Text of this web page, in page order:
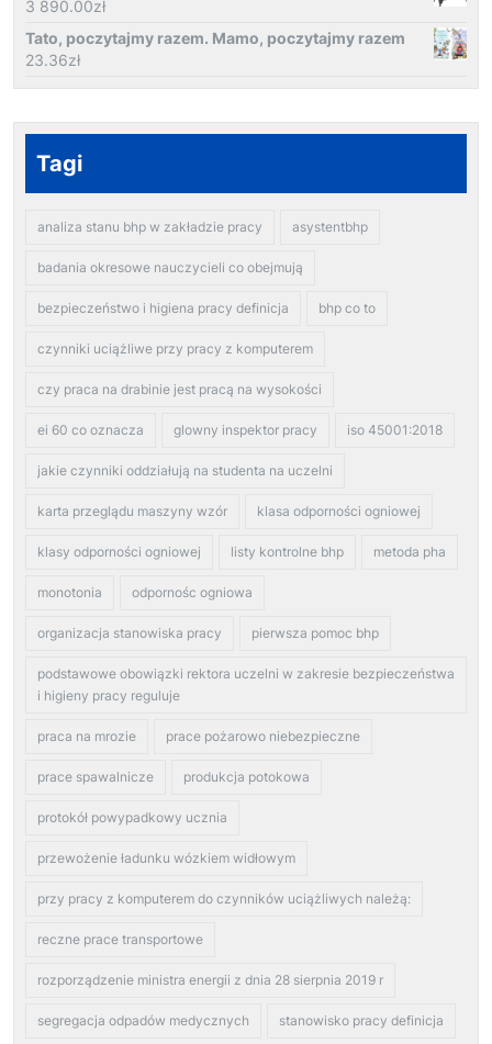
3 890.00zł
Tato, poczytajmy razem. Mamo, poczytajmy razem
23.36zł
Tagi
analiza stanu bhp w zakładzie pracy asystentbhp
badania okresowe nauczycieli co obejmują
bezpieczeństwo i higiena pracy definicja bhp co to
czynniki uciążliwe przy pracy z komputerem
czy praca na drabinie jest pracą na wysokości
ei 60 co oznacza glowny inspektor pracy iso 45001:2018
jakie czynniki oddziałują na studenta na uczelni
karta przeglądu maszyny wzór klasa odporności ogniowej
klasy odporności ogniowej listy kontrolne bhp metoda pha
monotonia odpornośc ogniowa
organizacja stanowiska pracy pierwsza pomoc bhp
podstawowe obowiązki rektora uczelni w zakresie bezpieczeństwa
i higieny pracy reguluje
praca na mrozie prace pożarowo niebezpieczne
prace spawalnicze produkcja potokowa
protokół powypadkowy ucznia
przewożenie ładunku wózkiem widłowym
przy pracy z komputerem do czynników uciążliwych należą:
reczne prace transportowe
rozporządzenie ministra energii z dnia 28 sierpnia 2019 r
segregacja odpadów medycznych stanowisko pracy definicja